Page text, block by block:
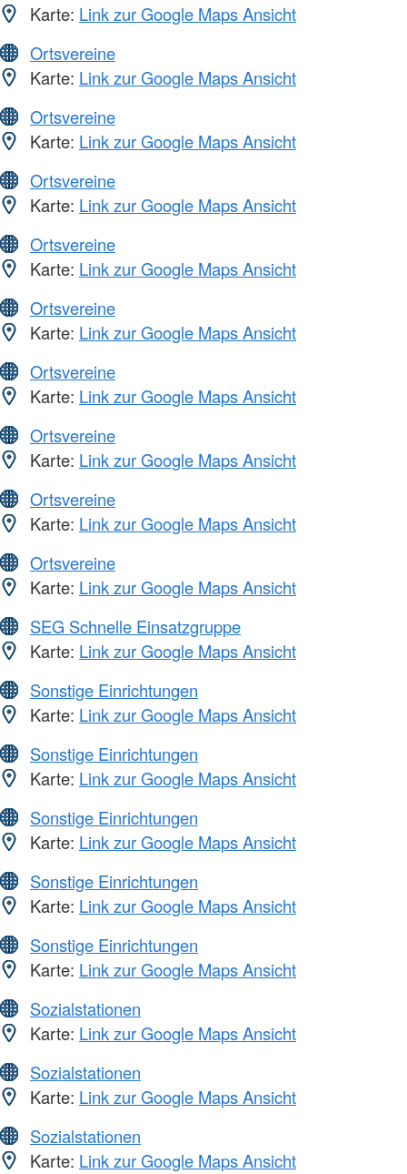
Karte: Link zur Google Maps Ansicht
Ortsvereine
Karte: Link zur Google Maps Ansicht
Ortsvereine
Karte: Link zur Google Maps Ansicht
Ortsvereine
Karte: Link zur Google Maps Ansicht
Ortsvereine
Karte: Link zur Google Maps Ansicht
Ortsvereine
Karte: Link zur Google Maps Ansicht
Ortsvereine
Karte: Link zur Google Maps Ansicht
Ortsvereine
Karte: Link zur Google Maps Ansicht
Ortsvereine
Karte: Link zur Google Maps Ansicht
Ortsvereine
Karte: Link zur Google Maps Ansicht
SEG Schnelle Einsatzgruppe
Karte: Link zur Google Maps Ansicht
Sonstige Einrichtungen
Karte: Link zur Google Maps Ansicht
Sonstige Einrichtungen
Karte: Link zur Google Maps Ansicht
Sonstige Einrichtungen
Karte: Link zur Google Maps Ansicht
Sonstige Einrichtungen
Karte: Link zur Google Maps Ansicht
Sonstige Einrichtungen
Karte: Link zur Google Maps Ansicht
Sozialstationen
Karte: Link zur Google Maps Ansicht
Sozialstationen
Karte: Link zur Google Maps Ansicht
Sozialstationen
Karte: Link zur Google Maps Ansicht